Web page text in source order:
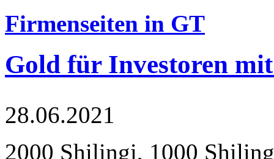
Firmenseiten in GT
Gold für Investoren
28.06.2021
2000 Shilingi, 1000